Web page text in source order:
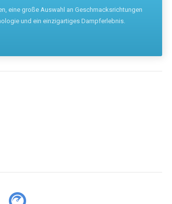
eine große Auswahl an Geschmacksrichtungen
und ein einzigartiges Dampferlebnis.